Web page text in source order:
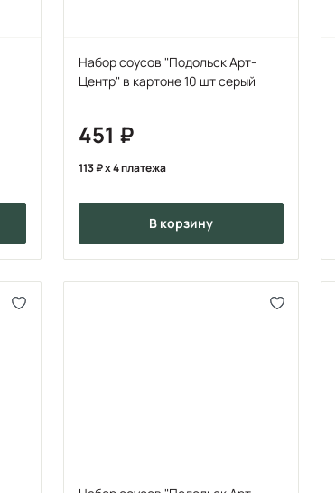
Набор соусов "Подольск Арт-
Центр" в картоне 10 шт серый
451
113 x 4 платежа
в корзину